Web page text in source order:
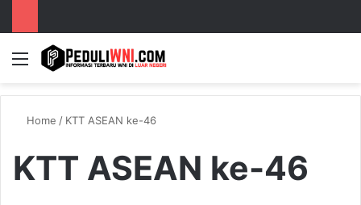
Menu
Home / KTT ASEAN ke-46
KTT ASEAN ke-46